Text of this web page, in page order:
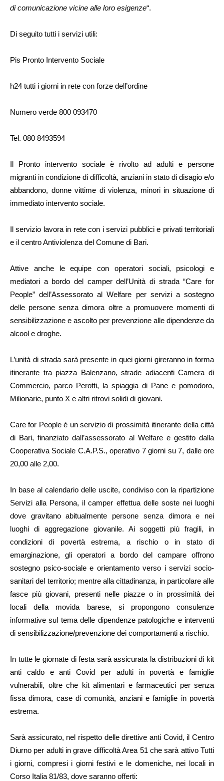
di comunicazione vicine alle loro esigenze“.
Di seguito tutti i servizi utili:
Pis Pronto Intervento Sociale
h24 tutti i giorni in rete con forze dell’ordine
Numero verde 800 093470
Tel. 080 8493594
Il Pronto intervento sociale è rivolto ad adulti e persone
migranti in condizione di difficoltà, anziani in stato di disagio e/o
abbandono, donne vittime di violenza, minori in situazione di
immediato intervento sociale.
Il servizio lavora in rete con i servizi pubblici e privati territoriali
e il centro Antiviolenza del Comune di Bari.
Attive anche le equipe con operatori sociali, psicologi e
mediatori a bordo del camper dell’Unità di strada “Care for
People” dell’Assessorato al Welfare per servizi a sostegno
delle persone senza dimora oltre a promuovere momenti di
sensibilizzazione e ascolto per prevenzione alle dipendenze da
alcool e droghe.
L’unità di strada sarà presente in quei giorni gireranno in forma
itinerante tra piazza Balenzano, strade adiacenti Camera di
Commercio, parco Perotti, la spiaggia di Pane e pomodoro,
Milionarie, punto X e altri ritrovi solidi di giovani.
Care for People è un servizio di prossimità itinerante della città
di Bari, finanziato dall’assessorato al Welfare e gestito dalla
Cooperativa Sociale C.A.P.S., operativo 7 giorni su 7, dalle ore
20,00 alle 2,00.
In base al calendario delle uscite, condiviso con la ripartizione
Servizi alla Persona, il camper effettua delle soste nei luoghi
dove gravitano abitualmente persone senza dimora e nei
luoghi di aggregazione giovanile. Ai soggetti più fragili, in
condizioni di povertà estrema, a rischio o in stato di
emarginazione, gli operatori a bordo del campare offrono
sostegno psico-sociale e orientamento verso i servizi socio-
sanitari del territorio; mentre alla cittadinanza, in particolare alle
fasce più giovani, presenti nelle piazze o in prossimità dei
locali della movida barese, si propongono consulenze
informative sul tema delle dipendenze patologiche e interventi
di sensibilizzazione/prevenzione dei comportamenti a rischio.
In tutte le giornate di festa sarà assicurata la distribuzioni di kit
anti caldo e anti Covid per adulti in povertà e famiglie
vulnerabili, oltre che kit alimentari e farmaceutici per senza
fissa dimora, case di comunità, anziani e famiglie in povertà
estrema.
Sarà assicurato, nel rispetto delle direttive anti Covid, il Centro
Diurno per adulti in grave difficoltà Area 51 che sarà attivo Tutti
i giorni, compresi i giorni festivi e le domeniche, nei locali in
Corso Italia 81/83, dove saranno offerti: